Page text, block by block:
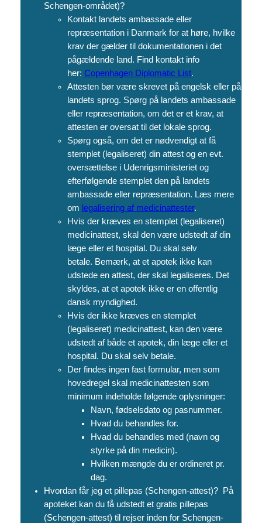
Schengen-området)?
Kontakt landets ambassade eller
repræsentation i Danmark for at høre, hvilke
krav der gælder til dokumentationen i det
pågældende land. Find kontakt info
her: Copenhagen Diplomatic List.
Attesten bør være skrevet på engelsk eller på
landets sprog. Spørg på landets ambassade
eller repræsentation, om det er et krav, at
attesten er oversat til det lokale sprog.
Spørg også, om det er nødvendigt at få
stemplet (legaliseret) din attest og en evt.
oversættelse i Udenrigsministeriet og
efterfølgende stemplet den på landets
ambassade eller repræsentation. Læs mere
om legalisering af medicinattester.
Hvis der kræves en stemplet (legaliseret)
medicinattest, skal den være udstedt af din
læge eller et hospital. Du skal selv
betale. Bemærk, at et apotek ikke kan
udstede en attest, der skal legaliseres. Det
skyldes, at et apotek ikke er en offentlig
dansk myndighed.
Hvis der ikke kræves en stemplet
(legaliseret) medicinattest, kan den være
udstedt af både et apotek, din læge eller et
hospital. Du skal selv betale.
Der findes ingen fast formular, men som
hovedregel skal medicinattesten som
minimum indeholde følgende oplysninger:
Navn, fødselsdato og pasnummer.
Hvad du behandles for.
Hvad du behandles med (navn og
styrke på din medicin).
Hvilken mængde du er ordineret pr.
dag.
Hvordan får jeg et pillepas (Schengen-attest)? På
apoteket kan du få udstedt et gratis pillepas
(Schengen-attest) til rejser inden for Schengen-